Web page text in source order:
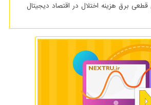
قطعی برق هزینه اختلال در اقتصاد دیجیتال